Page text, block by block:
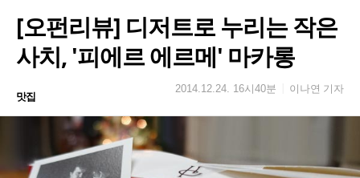
[오펀리뷰] 디저트로 누리는 작은
사치, '피에르 에르메' 마카롱
맛집
2014.12.24. 16시40분 이나연 기자